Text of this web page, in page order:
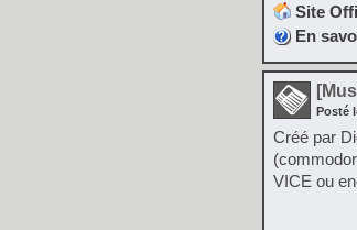
Site
En
Posté
Créé par
VICE ou